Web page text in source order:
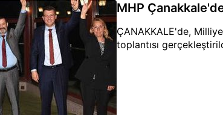
MHP
ÇANAKKALE'de,
toplantısı